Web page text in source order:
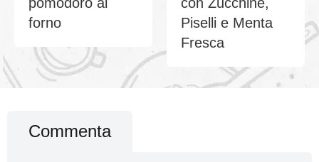
forno
Piselli e Menta
Fresca
Commenta